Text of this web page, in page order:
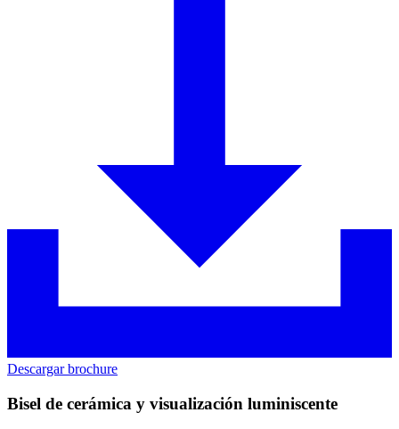
Descargar brochure
Bisel de cerámica y visualización luminiscente